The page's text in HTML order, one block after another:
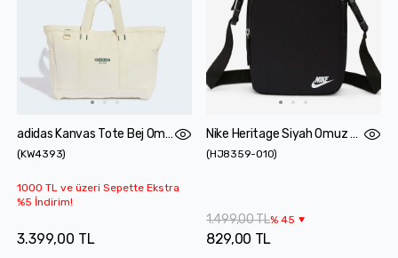
adidas Kanvas Tote Bej Omuz Çantası
(KW4393)
1000 TL ve üzeri Sepette Ekstra
%5 İndirim!
3.399,00 TL
Nike Heritage Siyah Omuz Çantası
(HJ8359-010)
1.499,00 TL% 45
829,00 TL